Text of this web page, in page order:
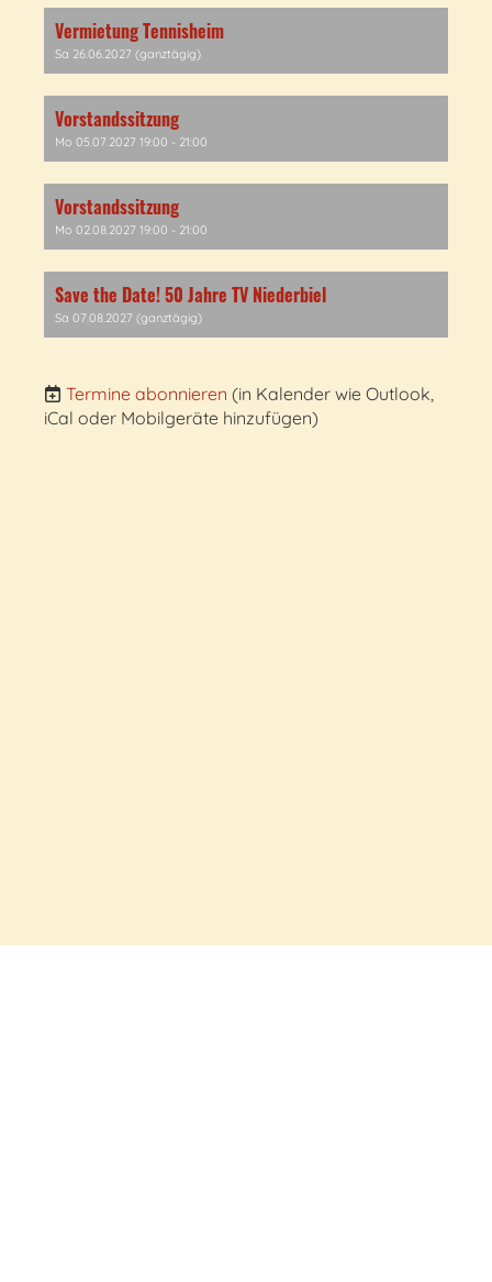
Vermietung Tennisheim
Sa 26.06.2027 (ganztägig)
Vorstandssitzung
Mo 05.07.2027 19:00 - 21:00
Vorstandssitzung
Mo 02.08.2027 19:00 - 21:00
Save the Date! 50 Jahre TV Niederbiel
Sa 07.08.2027 (ganztägig)
Termine abonnieren (in Kalender wie Outlook,
iCal oder Mobilgeräte hinzufügen)